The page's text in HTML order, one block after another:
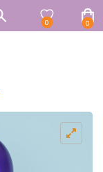
0 0